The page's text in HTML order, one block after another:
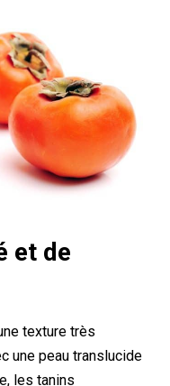
et de
texture très
une peau translucide
les tanins